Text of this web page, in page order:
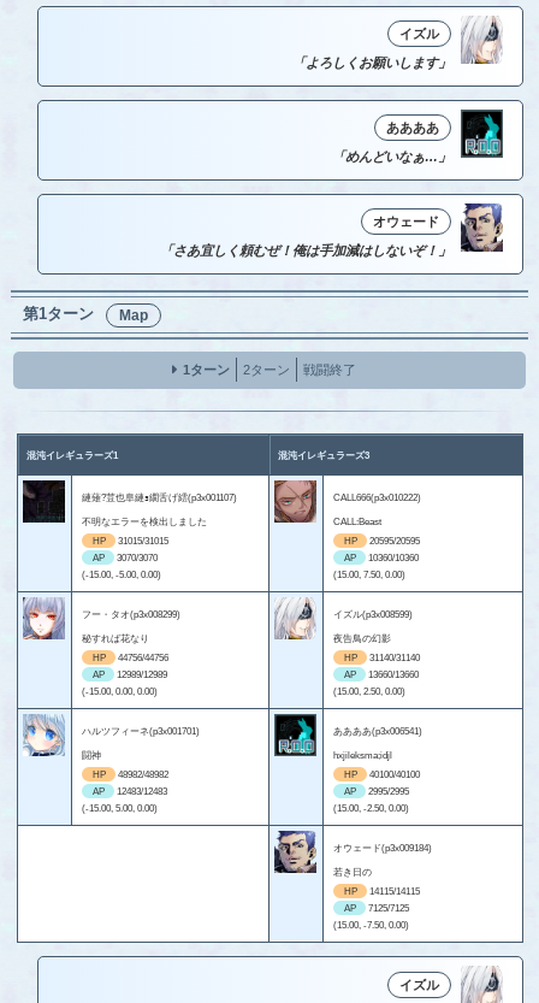
イズル
「よろしくお願いします」
ああああ
「めんどいなぁ…」
オウェード
「さあ宜しく頼むぜ！俺は手加減はしないぞ！」
第1ターン Map
1ターン 2ターン 戦闘終了
混沌イレギュラーズ1 混沌イレギュラーズ3
縺薙?荳也阜縺ｮ繝舌げ繧(p3x001107)
不明なエラーを検出しました
HP
31015/31015
AP
3070/3070
(-15.00, -5.00, 0.00)
CALL666(p3x010222)
CALL:Beast
HP
20595/20595
AP
10360/10360
(15.00, 7.50, 0.00)
フー・タオ(p3x008299)
秘すれば花なり
HP
44756/44756
AP
12989/12989
(-15.00, 0.00, 0.00)
イズル(p3x008599)
夜告鳥の幻影
HP
31140/31140
AP
13660/13660
(15.00, 2.50, 0.00)
ハルツフィーネ(p3x001701)
闘神
HP
48982/48982
AP
12483/12483
(-15.00, 5.00, 0.00)
ああああ(p3x006541)
hxjileksma;idjl
HP
40100/40100
AP
2995/2995
(15.00, -2.50, 0.00)
オウェード(p3x009184)
若き日の
HP
14115/14115
AP
7125/7125
(15.00, -7.50, 0.00)
イズル